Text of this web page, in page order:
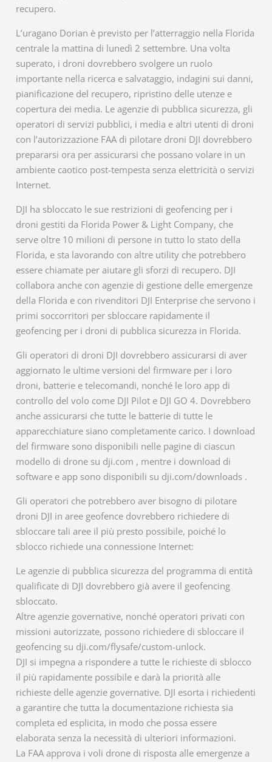
recupero.
L’uragano Dorian è previsto per l’atterraggio nella Florida
centrale la mattina di lunedì 2 settembre. Una volta
superato, i droni dovrebbero svolgere un ruolo
importante nella ricerca e salvataggio, indagini sui danni,
pianificazione del recupero, ripristino delle utenze e
copertura dei media. Le agenzie di pubblica sicurezza, gli
operatori di servizi pubblici, i media e altri utenti di droni
con l’autorizzazione FAA di pilotare droni DJI dovrebbero
prepararsi ora per assicurarsi che possano volare in un
ambiente caotico post-tempesta senza elettricità o servizi
Internet.
DJI ha sbloccato le sue restrizioni di geofencing per i
droni gestiti da Florida Power & Light Company, che
serve oltre 10 milioni di persone in tutto lo stato della
Florida, e sta lavorando con altre utility che potrebbero
essere chiamate per aiutare gli sforzi di recupero. DJI
collabora anche con agenzie di gestione delle emergenze
della Florida e con rivenditori DJI Enterprise che servono i
primi soccorritori per sbloccare rapidamente il
geofencing per i droni di pubblica sicurezza in Florida.
Gli operatori di droni DJI dovrebbero assicurarsi di aver
aggiornato le ultime versioni del firmware per i loro
droni, batterie e telecomandi, nonché le loro app di
controllo del volo come DJI Pilot e DJI GO 4. Dovrebbero
anche assicurarsi che tutte le batterie di tutte le
apparecchiature siano completamente carico. I download
del firmware sono disponibili nelle pagine di ciascun
modello di drone su dji.com , mentre i download di
software e app sono disponibili su dji.com/downloads .
Gli operatori che potrebbero aver bisogno di pilotare
droni DJI in aree geofence dovrebbero richiedere di
sbloccare tali aree il più presto possibile, poiché lo
sblocco richiede una connessione Internet:
Le agenzie di pubblica sicurezza del programma di entità
qualificate di DJI dovrebbero già avere il geofencing
sbloccato.
Altre agenzie governative, nonché operatori privati ​​con
missioni autorizzate, possono richiedere di sbloccare il
geofencing su dji.com/flysafe/custom-unlock.
DJI si impegna a rispondere a tutte le richieste di sblocco
il più rapidamente possibile e darà la priorità alle
richieste delle agenzie governative. DJI esorta i richiedenti
a garantire che tutta la documentazione richiesta sia
completa ed esplicita, in modo che possa essere
elaborata senza la necessità di ulteriori informazioni.
La FAA approva i voli drone di risposta alle emergenze a